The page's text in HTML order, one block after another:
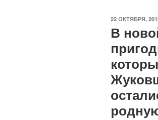
22 ОКТЯБРЯ,
В